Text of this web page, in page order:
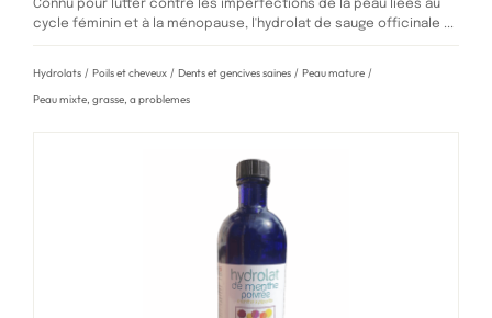
Connu pour lutter contre les imperfections de la peau liées au
cycle féminin et à la ménopause, l'hydrolat de sauge officinale ...
Hydrolats / Poils et cheveux / Dents et gencives saines / Peau mature /
Peau mixte, grasse, a problemes